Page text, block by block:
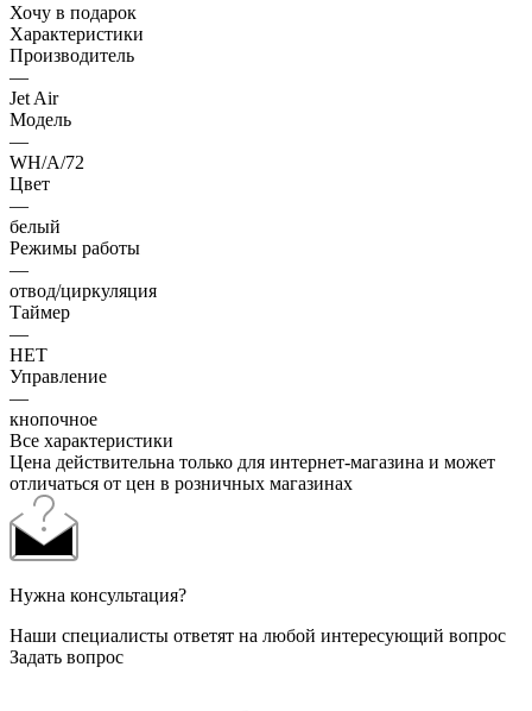
Хочу в подарок
Характеристики
Производитель
—
Jet Air
Модель
—
WH/A/72
Цвет
—
белый
Режимы работы
—
отвод/циркуляция
Таймер
—
НЕТ
Управление
—
кнопочное
Все характеристики
Цена действительна только для интернет-магазина и может
отличаться от цен в розничных магазинах
Нужна консультация?
Наши специалисты ответят на любой интересующий вопрос
Задать вопрос